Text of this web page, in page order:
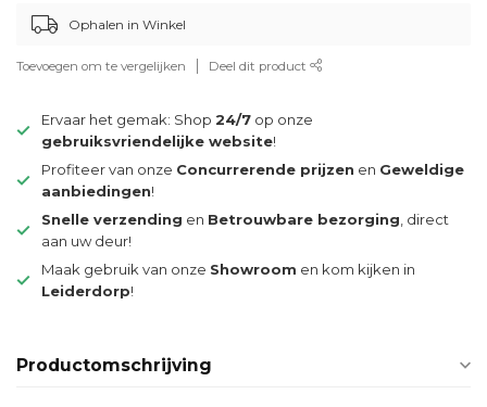
Ophalen in Winkel
Toevoegen om te vergelijken Deel dit product
Ervaar het gemak: Shop 24/7 op onze
gebruiksvriendelijke website!
Profiteer van onze Concurrerende prijzen en Geweldige
aanbiedingen!
Snelle verzending en Betrouwbare bezorging , direct
aan uw deur!
Maak gebruik van onze Showroom en kom kijken in
Leiderdorp!
Productomschrijving